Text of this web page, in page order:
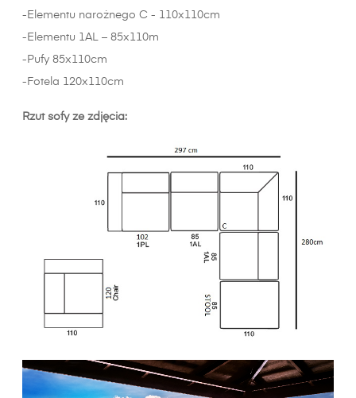
-Elementu narożnego C - 110x110cm
-Elementu 1AL – 85x110m
-Pufy 85x110cm
-Fotela 120x110cm
Rzut sofy ze zdjęcia: